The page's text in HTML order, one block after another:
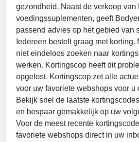
gezondheid. Naast de verkoop van
voedingssuplementen, geeft
passend advies op het gebied van
Iedereen bestelt graag met korting.
niet eindeloos zoeken naar
werken. Kortingscop heeft dit
opgelost. Kortingscop zet alle
voor uw favoriete webshops voor u
Bekijk snel de laatste
en bespaar gemakkelijk op uw
Voor de meest recente
favoriete webshops direct in uw